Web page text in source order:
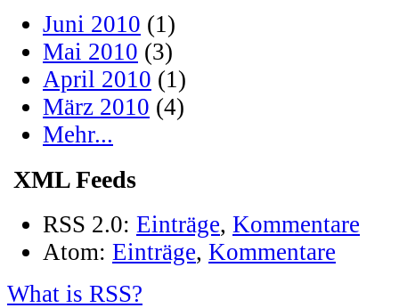
Juni 2010 (1)
Mai 2010 (3)
April 2010 (1)
März 2010 (4)
Mehr...
XML Feeds
RSS 2.0: Einträge, Kommentare
Atom: Einträge, Kommentare
What is RSS?